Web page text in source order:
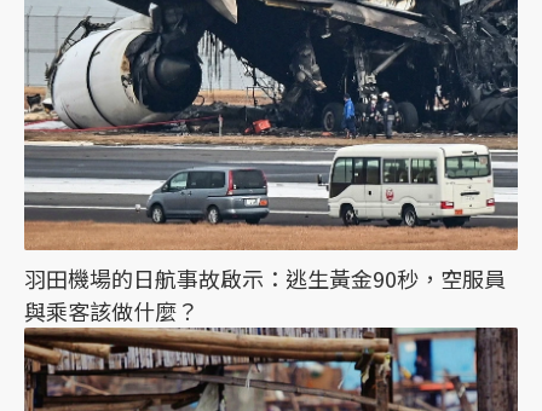
羽田機場的日航事故啟示：逃生黃金90秒，空服員
與乘客該做什麼？